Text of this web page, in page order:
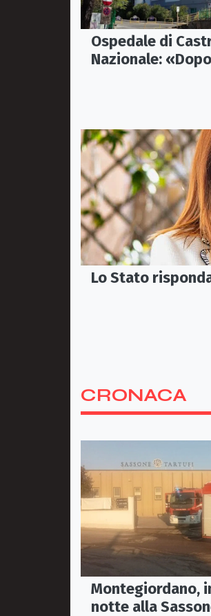
Ospedale di
Nazionale:
servono fatti,
Lo Stato
CRONACA
Montegiordano,
notte alla